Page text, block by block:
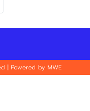
| Powered by MWE